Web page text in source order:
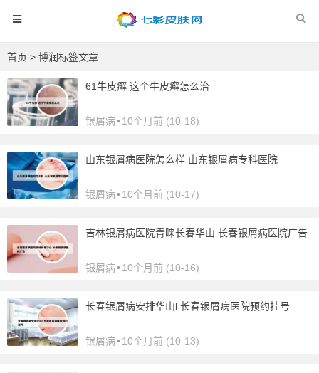
首页 > 博润标签文章
61牛皮癣 这个牛皮癣怎么治
银屑病•10个月前 (10-18)
山东银屑病医院怎么样 山东银屑病专科医院
银屑病•10个月前 (10-17)
吉林银屑病医院青睐长春华山 长春银屑病医院广告
银屑病•10个月前 (10-16)
长春银屑病安排华山l 长春银屑病医院预约挂号
银屑病•10个月前 (10-13)